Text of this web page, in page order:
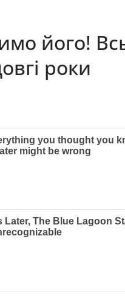
його!
роки